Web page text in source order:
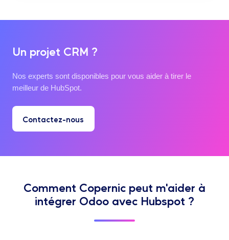
Un projet CRM ?
Nos experts sont disponibles pour vous aider à tirer le
meilleur de HubSpot.
Contactez-nous
Comment Copernic peut m'aider à
intégrer Odoo avec Hubspot ?